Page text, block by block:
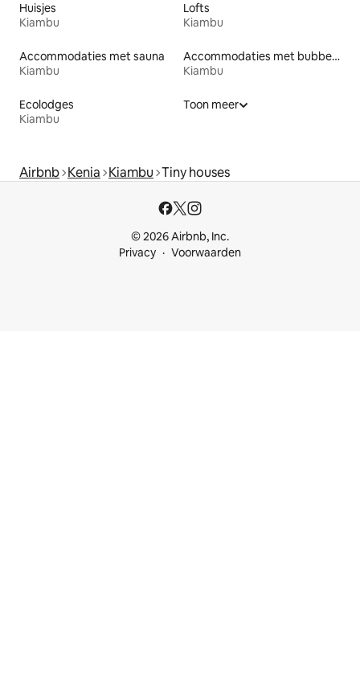
Huisjes
Kiambu
Lofts
Kiambu
Accommodaties met sauna
Kiambu
Accommodaties met bubbelbad
Kiambu
Ecolodges
Kiambu
Toon meer
Airbnb Kenia Kiambu Tiny houses
© 2026 Airbnb, Inc.
Privacy
Voorwaarden